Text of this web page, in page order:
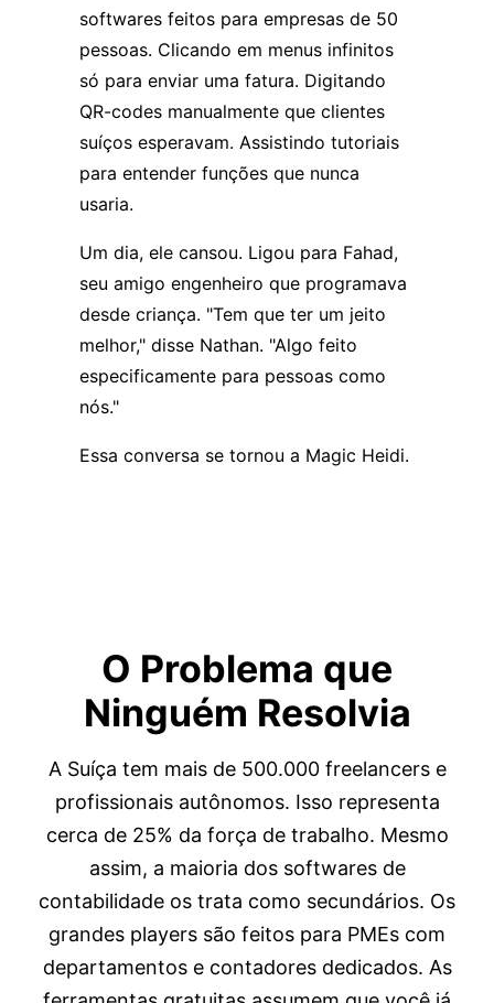
softwares feitos para empresas de 50
pessoas. Clicando em menus infinitos
só para enviar uma fatura. Digitando
QR-codes manualmente que clientes
suíços esperavam. Assistindo tutoriais
para entender funções que nunca
usaria.
Um dia, ele cansou. Ligou para Fahad,
seu amigo engenheiro que programava
desde criança. "Tem que ter um jeito
melhor," disse Nathan. "Algo feito
especificamente para pessoas como
nós."
Essa conversa se tornou a Magic Heidi.
O Problema que
Ninguém Resolvia
A Suíça tem mais de 500.000 freelancers e
profissionais autônomos. Isso representa
cerca de 25% da força de trabalho. Mesmo
assim, a maioria dos softwares de
contabilidade os trata como secundários. Os
grandes players são feitos para PMEs com
departamentos e contadores dedicados. As